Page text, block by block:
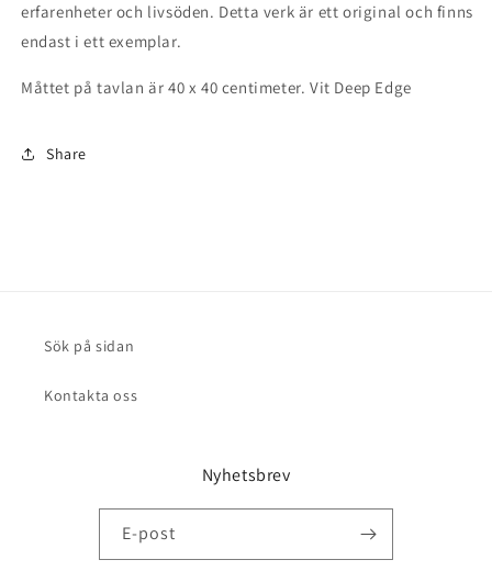
erfarenheter och livsöden. Detta verk är ett original och finns
endast i ett exemplar.
Måttet på tavlan är 40 x 40 centimeter. Vit Deep Edge
Share
Sök på sidan
Kontakta oss
Nyhetsbrev
E-post